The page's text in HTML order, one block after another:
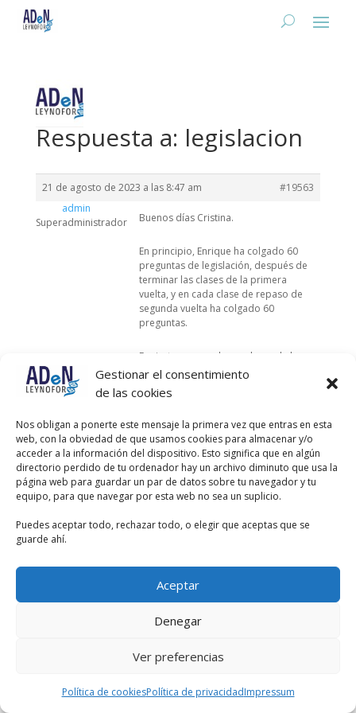
Gestionar el consentimiento
de las cookies
Nos obligan a ponerte este mensaje la primera vez que entras en esta
web, con la obviedad de que usamos cookies para almacenar y/o
acceder a la información del dispositivo. Esto significa que en algún
directorio perdido de tu ordenador hay un archivo diminuto que usa la
página web para guardar un par de datos sobre tu navegador y tu
equipo, para que navegar por esta web no sea un suplicio.
Puedes aceptar todo, rechazar todo, o elegir que aceptas que se
guarde ahí.
Aceptar
Denegar
Ver preferencias
Política de cookiesPolítica de privacidadImpressum
Respuesta a: legislacion
21 de agosto de 2023 a las 8:47 am
#19563
admin
Superadministrador
Buenos días Cristina.
En principio, Enrique ha colgado 60
preguntas de legislación, después de
terminar las clases de la primera
vuelta, y en cada clase de repaso de
segunda vuelta ha colgado 60
preguntas.
Es cierto que en alguna clases de la
primera vuelta ha puesto algunas
dijo que esas preguntas solo eran
legislación, por lo tanto no están
incluidas en la presentación.
En principio no hay planificado subir
más preguntas, al menos hasta los
simulacros de examen que se
planifican antes de la oposición